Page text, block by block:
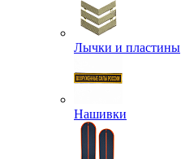
Лычки и пластины
Нашивки